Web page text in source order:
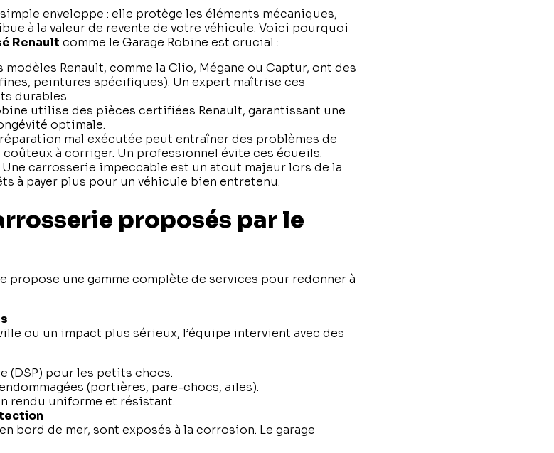
enveloppe : elle protège les éléments mécaniques,
à la valeur de revente de votre véhicule. Voici pourquoi
Renault comme le Garage Robine est crucial :
modèles Renault, comme la Clio, Mégane ou Captur, ont des
peintures spécifiques). Un expert maîtrise ces
durables.
utilise des pièces certifiées Renault, garantissant une
optimale.
mal exécutée peut entraîner des problèmes de
à corriger. Un professionnel évite ces écueils.
Une carrosserie impeccable est un atout majeur lors de la
à payer plus pour un véhicule bien entretenu.
proposés par le
propose une gamme complète de services pour redonner à
ou un impact plus sérieux, l’équipe intervient avec des
(DSP) pour les petits chocs.
(portières, pare-chocs, ailes).
rendu uniforme et résistant.
bord de mer, sont exposés à la corrosion. Le garage